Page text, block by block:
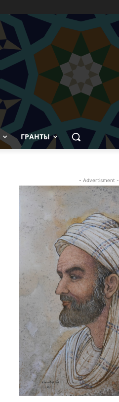
ГРАНТЫ
- Advertisment -